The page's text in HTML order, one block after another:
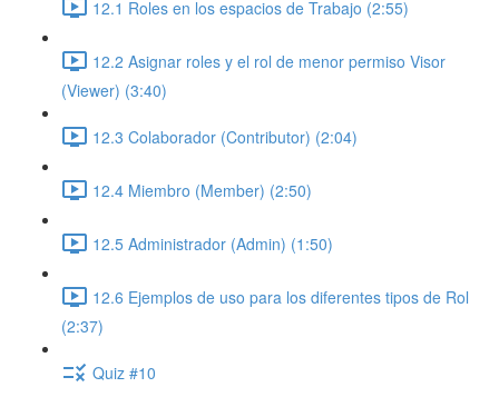
12.1 Roles en los espacios de Trabajo (2:55)
12.2 Asignar roles y el rol de menor permiso Visor
(Viewer) (3:40)
12.3 Colaborador (Contributor) (2:04)
12.4 Miembro (Member) (2:50)
12.5 Administrador (Admin) (1:50)
12.6 Ejemplos de uso para los diferentes tipos de Rol
(2:37)
Quiz #10